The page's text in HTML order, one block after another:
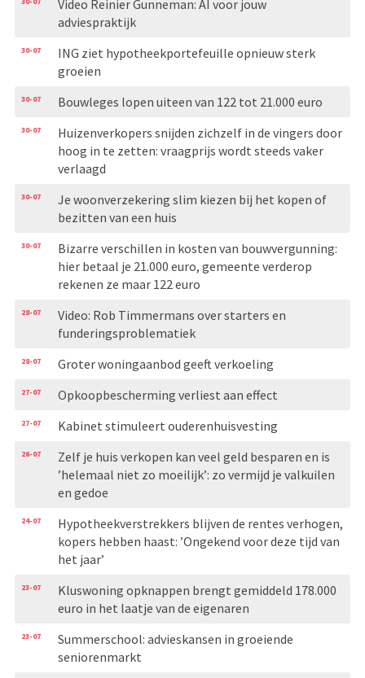
Video Reinier Gunneman: AI voor jouw
adviespraktijk
30-07
ING ziet hypotheekportefeuille opnieuw sterk
groeien
30-07 Bouwleges lopen uiteen van 122 tot 21.000 euro
30-07
Huizenverkopers snijden zichzelf in de vingers door
hoog in te zetten: vraagprijs wordt steeds vaker
verlaagd
30-07
Je woonverzekering slim kiezen bij het kopen of
bezitten van een huis
30-07
Bizarre verschillen in kosten van bouwvergunning:
hier betaal je 21.000 euro, gemeente verderop
rekenen ze maar 122 euro
28-07
Video: Rob Timmermans over starters en
funderingsproblematiek
28-07 Groter woningaanbod geeft verkoeling
27-07 Opkoopbescherming verliest aan effect
27-07 Kabinet stimuleert ouderenhuisvesting
26-07
Zelf je huis verkopen kan veel geld besparen en is
’helemaal niet zo moeilijk’: zo vermijd je valkuilen
en gedoe
24-07
Hypotheekverstrekkers blijven de rentes verhogen,
kopers hebben haast: ’Ongekend voor deze tijd van
het jaar’
23-07
Kluswoning opknappen brengt gemiddeld 178.000
euro in het laatje van de eigenaren
23-07
Summerschool: advieskansen in groeiende
seniorenmarkt